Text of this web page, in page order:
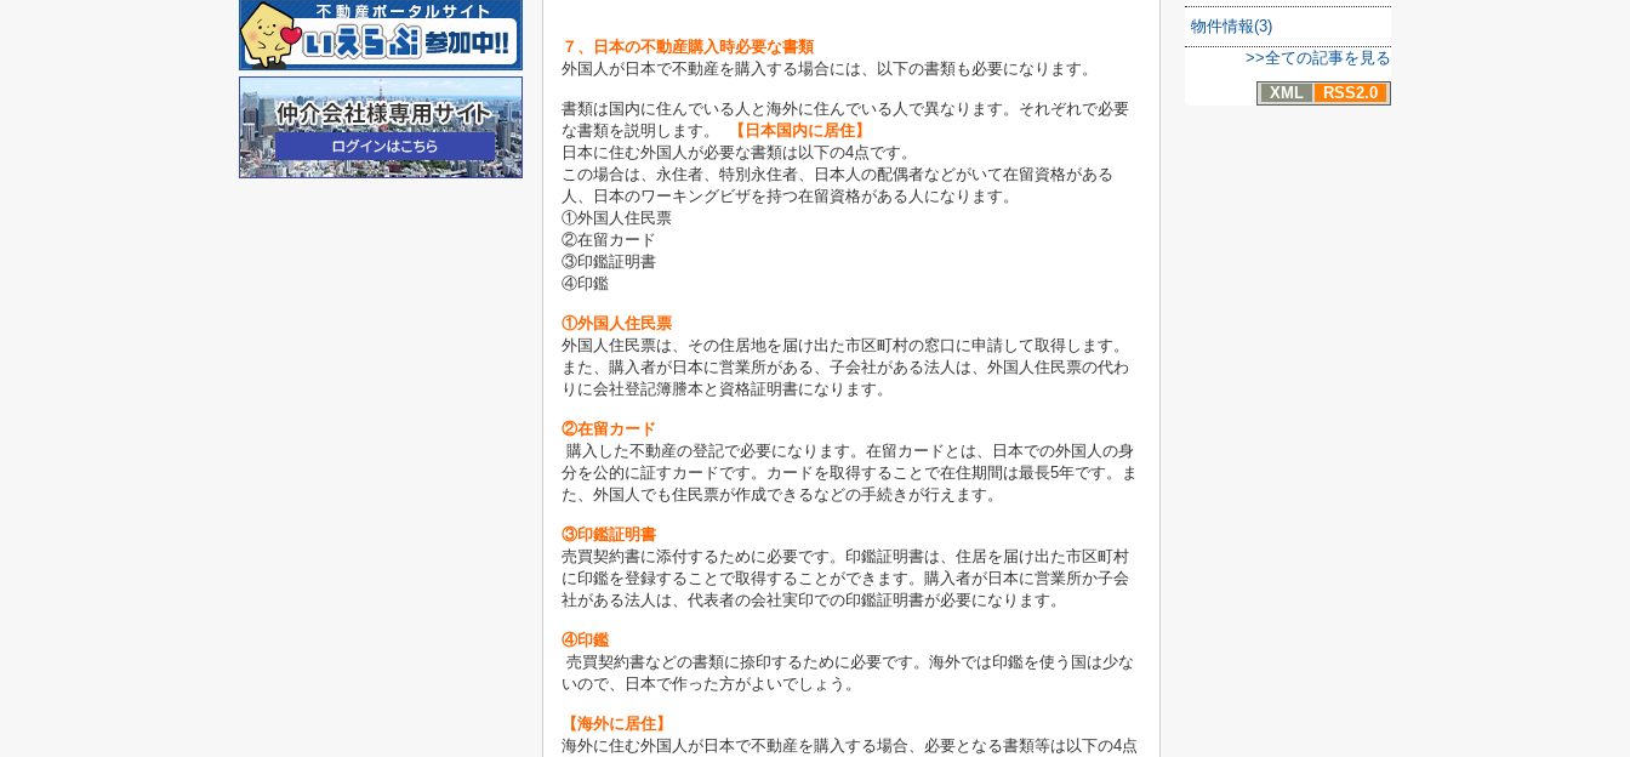
７、日本の不動産購入時必要な書類
外国人が日本で不動産を購入する場合には、以下の書類も必要になります。
書類は国内に住んでいる人と海外に住んでいる人で異なります。それぞれで必要
な書類を説明します。
【日本国内に居住】
日本に住む外国人が必要な書類は以下の4点です。
この場合は、永住者、特別永住者、日本人の配偶者などがいて在留資格がある
人、日本のワーキングビザを持つ在留資格がある人になります。
①外国人住民票
②在留カード
③印鑑証明書
④印鑑
①外国人住民票
外国人住民票は、その住居地を届け出た市区町村の窓口に申請して取得します。
また、購入者が日本に営業所がある、子会社がある法人は、外国人住民票の代わ
りに会社登記簿謄本と資格証明書になります。
②在留カード
購入した不動産の登記で必要になります。 在留カードとは、日本での外国人の身
分を公的に証すカードです。カードを取得することで在住期間は最長5年です。ま
た、外国人でも住民票が作成できるなどの手続きが行えます。
③印鑑証明書
売買契約書に添付するために必要です。印鑑証明書は、住居を届け出た市区町村
に印鑑を登録することで取得することができます。購入者が日本に営業所か子会
社がある法人は、代表者の会社実印での印鑑証明書が必要になります。
④印鑑
売買契約書などの書類に捺印するために必要です。海外では印鑑を使う国は少な
いので、日本で作った方がよいでしょう。
【海外に居住】
海外に住む外国人が日本で不動産を購入する場合、必要となる書類等は以下の4点
物件情報(3)
>>全ての記事を見る
XML
RSS2.0